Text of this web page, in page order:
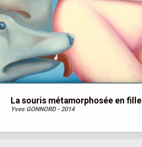
La souris métamorphosée en fille
Yves GONNORD - 2014